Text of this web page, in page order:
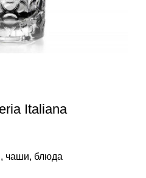
Italiana
чаши, блюда